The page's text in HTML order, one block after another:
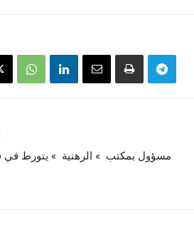
مسؤول بمكتب » الرهنية » يتورط في